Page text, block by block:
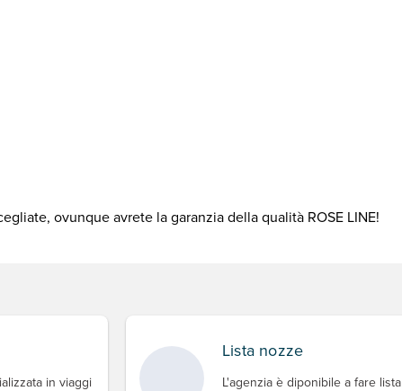
ovunque avrete la garanzia della qualità ROSE LINE!
in viaggi
Lista nozze
L'agenzia è diponibile a fare lista